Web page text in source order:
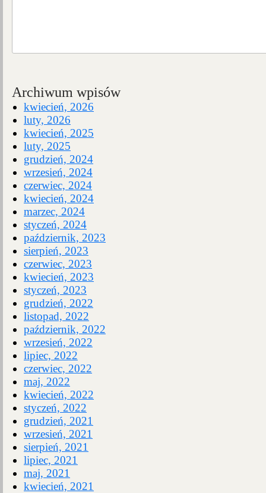
Archiwum wpisów
kwiecień, 2026
luty, 2026
kwiecień, 2025
luty, 2025
grudzień, 2024
wrzesień, 2024
czerwiec, 2024
kwiecień, 2024
marzec, 2024
styczeń, 2024
październik, 2023
sierpień, 2023
czerwiec, 2023
kwiecień, 2023
styczeń, 2023
grudzień, 2022
listopad, 2022
październik, 2022
wrzesień, 2022
lipiec, 2022
czerwiec, 2022
maj, 2022
kwiecień, 2022
styczeń, 2022
grudzień, 2021
wrzesień, 2021
sierpień, 2021
lipiec, 2021
maj, 2021
kwiecień, 2021